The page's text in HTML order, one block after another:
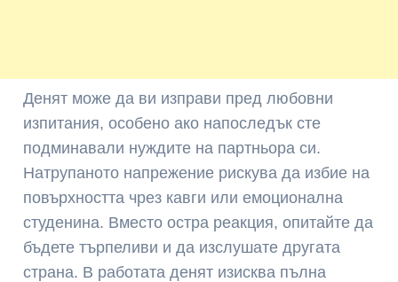
Денят може да ви изправи пред любовни
изпитания, особено ако напоследък сте
подминавали нуждите на партньора си.
Натрупаното напрежение рискува да избие на
повърхността чрез кавги или емоционална
студенина. Вместо остра реакция, опитайте да
бъдете търпеливи и да изслушате другата
страна. В работата денят изисква пълна